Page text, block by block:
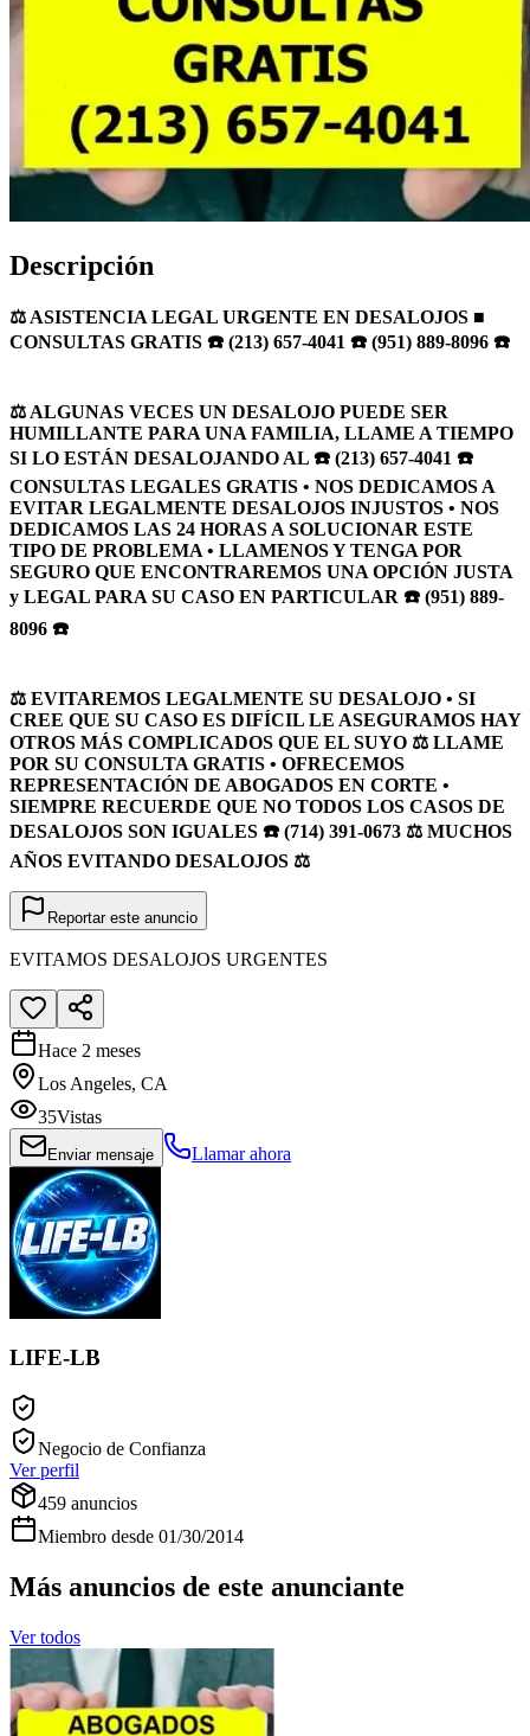
Descripción
⚖️ ASISTENCIA LEGAL URGENTE EN DESALOJOS ■
CONSULTAS GRATIS ☎️ (213) 657-4041 ☎️ (951) 889-8096 ☎️
⚖️ ALGUNAS VECES UN DESALOJO PUEDE SER
HUMILLANTE PARA UNA FAMILIA, LLAME A TIEMPO
SI LO ESTÁN DESALOJANDO AL ☎️ (213) 657-4041 ☎️
CONSULTAS LEGALES GRATIS • NOS DEDICAMOS A
EVITAR LEGALMENTE DESALOJOS INJUSTOS • NOS
DEDICAMOS LAS 24 HORAS A SOLUCIONAR ESTE
TIPO DE PROBLEMA • LLAMENOS Y TENGA POR
SEGURO QUE ENCONTRAREMOS UNA OPCIÓN JUSTA
y LEGAL PARA SU CASO EN PARTICULAR ☎️ (951) 889-
8096 ☎️
⚖️ EVITAREMOS LEGALMENTE SU DESALOJO • SI
CREE QUE SU CASO ES DIFÍCIL LE ASEGURAMOS HAY
OTROS MÁS COMPLICADOS QUE EL SUYO ⚖️ LLAME
POR SU CONSULTA GRATIS • OFRECEMOS
REPRESENTACIÓN DE ABOGADOS EN CORTE •
SIEMPRE RECUERDE QUE NO TODOS LOS CASOS DE
DESALOJOS SON IGUALES ☎️ (714) 391-0673 ⚖️ MUCHOS
AÑOS EVITANDO DESALOJOS ⚖️
Reportar este anuncio
EVITAMOS DESALOJOS URGENTES
Hace 2 meses
Los Angeles, CA
35Vistas
Enviar mensaje Llamar ahora
LIFE-LB
Negocio de Confianza
Ver perfil
459 anuncios
Miembro desde 01/30/2014
Más anuncios de este anunciante
Ver todos